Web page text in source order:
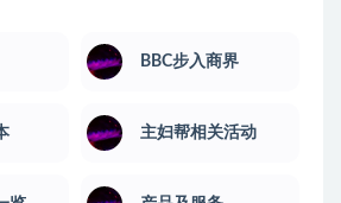
BBC步入商界
主妇帮相关活动